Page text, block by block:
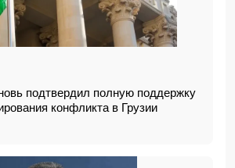
подтвердил полную поддержку
конфликта в Грузии